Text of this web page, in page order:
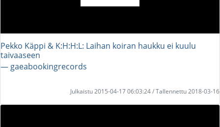
Pekko Käppi & K:H:H:L: Laihan koiran haukku ei kuulu
taivaaseen
― gaeabookingrecords
Julkaistu 2015-04-17 06:03:24 / Tallennettu 2018-03-16